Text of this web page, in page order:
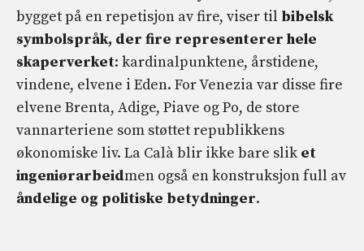
bygget på en repetisjon av fire, viser til bibelsk
symbolspråk, der fire representerer hele
skaperverket: kardinalpunktene, årstidene,
vindene, elvene i Eden. For Venezia var disse fire
elvene Brenta, Adige, Piave og Po, de store
vannarteriene som støttet republikkens
økonomiske liv. La Calà blir ikke bare slik et
ingeniørarbeidmen også en konstruksjon full av
åndelige og politiske betydninger.